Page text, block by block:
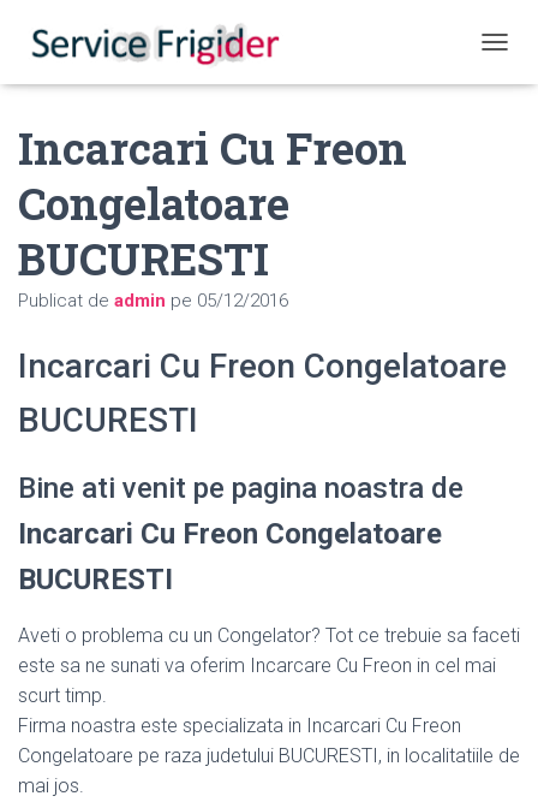
Incarcari Cu Freon
Congelatoare
BUCURESTI
Publicat de admin pe 05/12/2016
Incarcari Cu Freon Congelatoare
BUCURESTI
Bine ati venit pe pagina noastra de
Incarcari Cu Freon Congelatoare
BUCURESTI
Aveti o problema cu un Congelator? Tot ce trebuie sa faceti
este sa ne sunati va oferim Incarcare Cu Freon in cel mai
scurt timp.
Firma noastra este specializata in Incarcari Cu Freon
Congelatoare pe raza judetului BUCURESTI, in localitatiile de
mai jos.